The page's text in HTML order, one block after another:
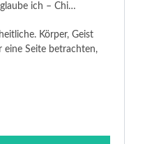
ich – Chi…
Körper, Geist
Seite betrachten,